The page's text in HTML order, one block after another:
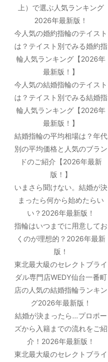
上）で選ぶ人気ランキング
2026年最新版！
今人気の婚約指輪のテイスト
は？テイスト別でみる婚約指
輪人気ランキング【2026年
最新版！】
今人気の結婚指輪のテイスト
は？テイスト別でみる結婚指
輪人気ランキング【2026年
最新版！】
結婚指輪の平均相場は？年代
別の平均価格と人気のブラン
ドのご紹介【2026年最新
版！】
いまさら聞けない。結婚が決
まったら何から始めたらい
い？2026年最新版！
指輪はいつまでに用意してお
くのが理想的？2026年最新
版！
東北最大級のセレクトブライ
ダル専門店WEDY仙台一番町
店の人気の結婚指輪ランキン
グ2026年最新版！
結婚が決まったら…プロポー
ズから入籍までの流れをご紹
介！2026年最新版！
東北最大級のセレクトブライ